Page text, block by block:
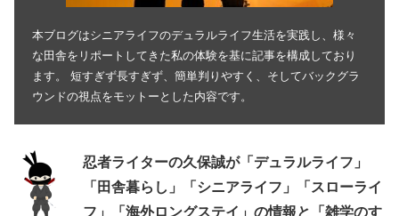
本ブログはシニアライフのデュラルライフ生活を実践し、様々
な田舎をリポートしてきた私の体験を基に記事を構成しており
ます。 短すぎず長すぎず、簡単判りやすく、そしてバックグラ
ウンドの視点をモットーとした内容です。
忍者ライターの久保誠が「デュラルライフ」
「田舎暮らし」「シニアライフ」「スローライ
フ」「海外ロングステイ」の情報と「雑学のす